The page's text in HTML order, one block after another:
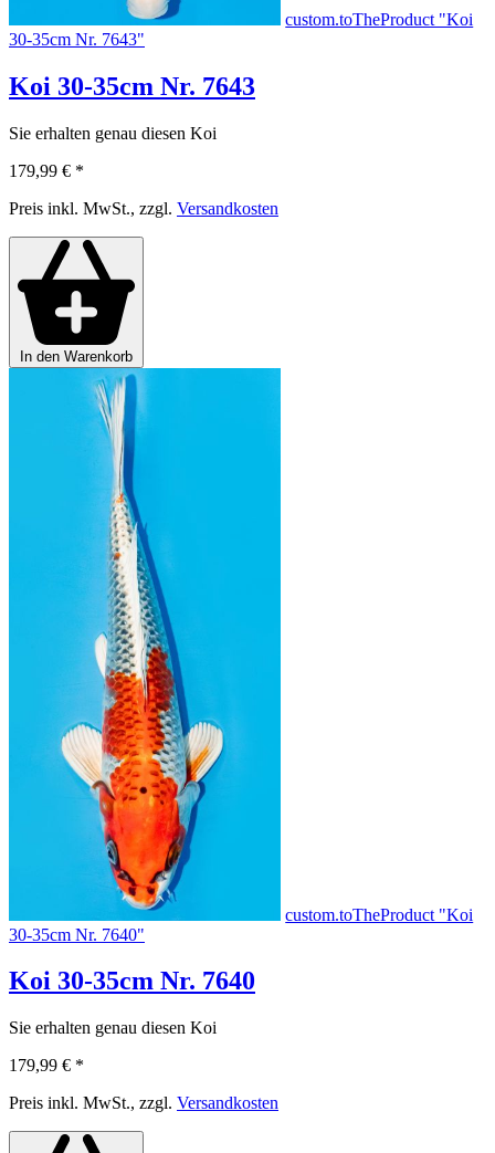
custom.toTheProduct "Koi
30-35cm Nr. 7643"
Koi 30-35cm Nr. 7643
Sie erhalten genau diesen Koi
179,99 € *
Preis inkl. MwSt., zzgl. Versandkosten
In den Warenkorb
custom.toTheProduct "Koi
30-35cm Nr. 7640"
Koi 30-35cm Nr. 7640
Sie erhalten genau diesen Koi
179,99 € *
Preis inkl. MwSt., zzgl. Versandkosten